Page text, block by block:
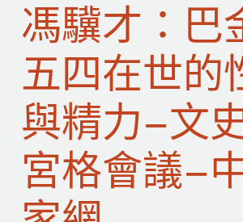
馮驥才：巴
五四在世的
與精力–文
宮格會議–